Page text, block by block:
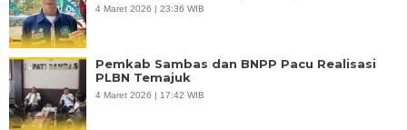
4 Maret 2026 | 23:36 WIB
Pemkab Sambas dan BNPP Pacu Realisasi
PLBN Temajuk
4 Maret 2026 | 17:42 WIB